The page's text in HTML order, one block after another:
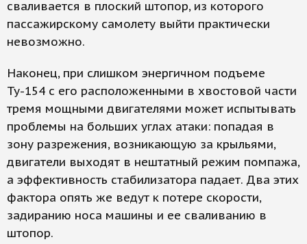
сваливается в плоский штопор, из которого
пассажирскому самолету выйти практически
невозможно.
Наконец, при слишком энергичном подъеме
Ту-154 с его расположенными в хвостовой части
тремя мощными двигателями может испытывать
проблемы на больших углах атаки: попадая в
зону разрежения, возникающую за крыльями,
двигатели выходят в нештатный режим помпажа,
а эффективность стабилизатора падает. Два этих
фактора опять же ведут к потере скорости,
задиранию носа машины и ее сваливанию в
штопор.